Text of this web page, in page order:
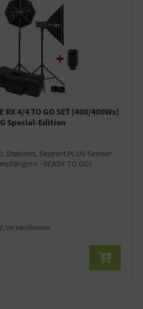
4/4 TO GO SET (400/400Ws)
Special-Edition
- READY TO GO!
Versandkosten